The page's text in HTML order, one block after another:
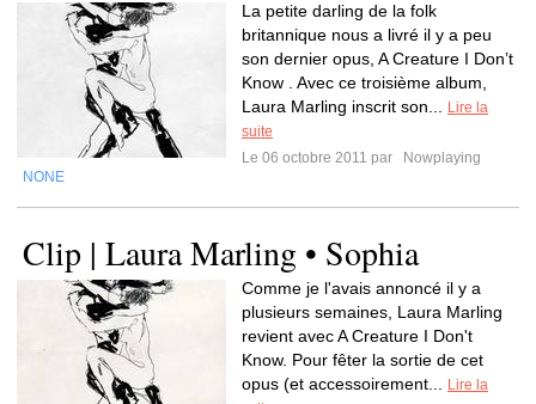
La petite darling de la folk
britannique nous a livré il y a peu
son dernier opus, A Creature I Don’t
Know . Avec ce troisième album,
Laura Marling inscrit son...
Lire la
suite
Le 06 octobre 2011 par
Nowplaying
NONE
Clip | Laura Marling • Sophia
Comme je l'avais annoncé il y a
plusieurs semaines, Laura Marling
revient avec A Creature I Don't
Know. Pour fêter la sortie de cet
opus (et accessoirement...
Lire la